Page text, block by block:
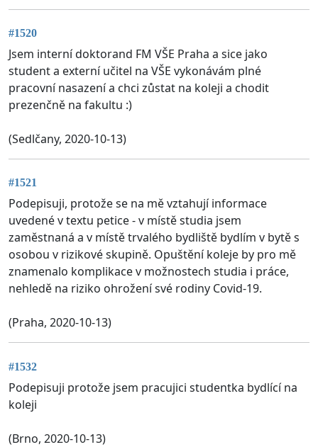
#1520
Jsem interní doktorand FM VŠE Praha a sice jako
student a externí učitel na VŠE vykonávám plné
pracovní nasazení a chci zůstat na koleji a chodit
prezenčně na fakultu :)
(Sedlčany, 2020-10-13)
#1521
Podepisuji, protože se na mě vztahují informace
uvedené v textu petice - v místě studia jsem
zaměstnaná a v místě trvalého bydliště bydlím v bytě s
osobou v rizikové skupině. Opuštění koleje by pro mě
znamenalo komplikace v možnostech studia i práce,
nehledě na riziko ohrožení své rodiny Covid-19.
(Praha, 2020-10-13)
#1532
Podepisuji protože jsem pracujici studentka bydlící na
koleji
(Brno, 2020-10-13)